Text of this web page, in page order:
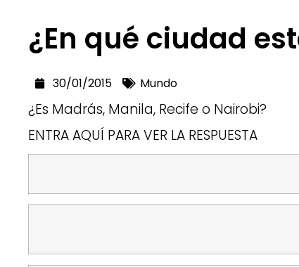
¿En qué ciudad
30/01/2015 Mundo
¿Es Madrás, Manila, Recife o Nairobi?
ENTRA AQUÍ PARA VER LA RESPUESTA